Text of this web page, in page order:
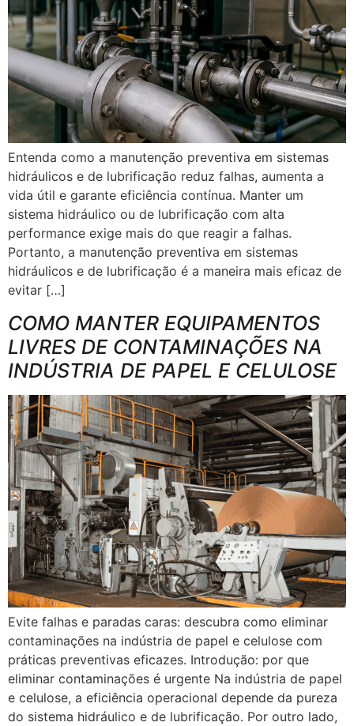
Entenda como a manutenção preventiva em sistemas
hidráulicos e de lubrificação reduz falhas, aumenta a
vida útil e garante eficiência contínua. Manter um
sistema hidráulico ou de lubrificação com alta
performance exige mais do que reagir a falhas.
Portanto, a manutenção preventiva em sistemas
hidráulicos e de lubrificação é a maneira mais eficaz de
evitar […]
COMO MANTER EQUIPAMENTOS
LIVRES DE CONTAMINAÇÕES NA
INDÚSTRIA DE PAPEL E CELULOSE
Evite falhas e paradas caras: descubra como eliminar
contaminações na indústria de papel e celulose com
práticas preventivas eficazes. Introdução: por que
eliminar contaminações é urgente Na indústria de papel
e celulose, a eficiência operacional depende da pureza
do sistema hidráulico e de lubrificação. Por outro lado,